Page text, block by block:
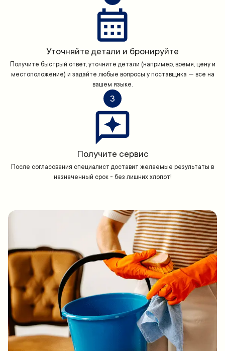
Уточняйте детали и бронируйте
Получите быстрый ответ, уточните детали (например, время, цену и
местоположение) и задайте любые вопросы у поставщика — все на
вашем языке.
3
Получите сервис
После согласования специалист доставит желаемые результаты в
назначенный срок - без лишних хлопот!